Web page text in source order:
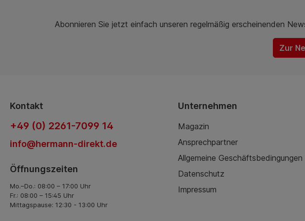
Abonnieren Sie jetzt einfach unseren regelmäßig erscheinenden
Zur
Kontakt
+49 (0) 2261-7099 14
info@hermann-direkt.de
Öffnungszeiten
Mo.–Do.: 08:00 – 17:00 Uhr
Fr.: 08:00 – 15:45 Uhr
Mittagspause: 12:30 - 13:00 Uhr
Unternehmen
Magazin
Ansprechpartner
Allgemeine Geschäftsbedingungen
Datenschutz
Impressum